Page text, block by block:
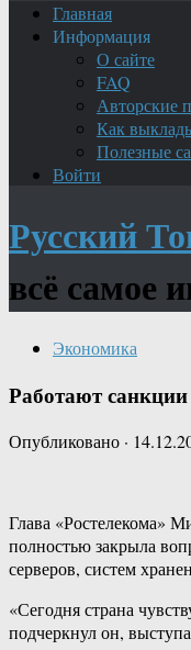
Главная
Информация
О сайте
FAQ
Авторские
Как
Полезные
Войти
Русский
всё самое
Экономика
Работают санкции
Опубликовано ·
Глава «Ростелекома»
полностью закрыла
серверов, систем
«Сегодня страна
подчеркнул он,